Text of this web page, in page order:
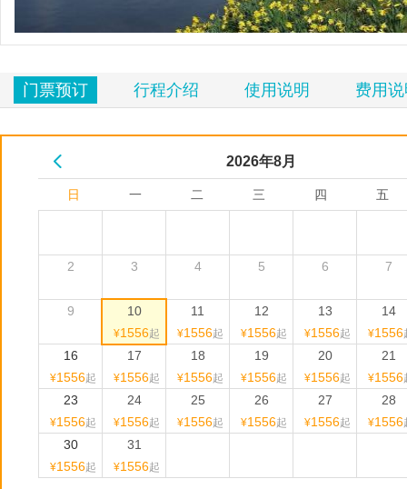
门票预订 行程介绍 使用说明 费用
2026年8月
日 一 二 三 四 五
2 3 4 5 6 7
9 10
¥1556起
11
¥1556起
12
¥1556起
13
¥1556起
14
¥1556
16
¥1556起
17
¥1556起
18
¥1556起
19
¥1556起
20
¥1556起
21
¥1556
23
¥1556起
24
¥1556起
25
¥1556起
26
¥1556起
27
¥1556起
28
¥1556
30
¥1556起
31
¥1556起